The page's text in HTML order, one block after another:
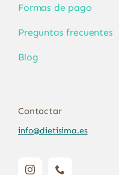
Formas de pago
Preguntas frecuentes
Blog
Contactar
info@dietisima.es